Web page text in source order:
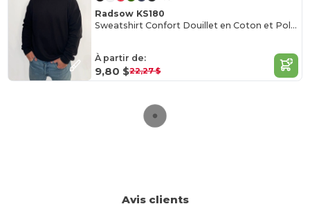
Radsow KS180
Sweatshirt Confort Douillet en Coton et Polyester
À partir de:
9,80 $22,27 $
Avis clients